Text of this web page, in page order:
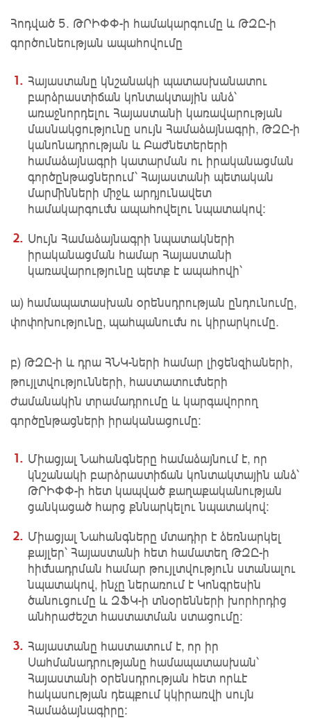
Հոդված 5. ԹՐԻՓՓ-ի համակարգումը և ԹԶԸ-ի
գործունեության ապահովումը
Հայաստանը կնշանակի պատասխանատու
բարձրաստիճան կոնտակտային անձ՝
առաջնորդելու Հայաստանի կառավարության
մասնակցությունը սույն Համաձայնագրի, ԹԶԸ-ի
կանոնադրության և Բաժնետերերի
համաձայնագրի կատարման ու իրականացման
գործընթացներում՝ Հայաստանի պետական
մարմինների միջև արդյունավետ
համակարգումն ապահովելու նպատակով։
Սույն Համաձայնագրի նպատակների
իրականացման համար Հայաստանի
կառավարությունը պետք է ապահովի՝
ա) համապատասխան օրենսդրության ընդունումը,
փոփոխությունը, պահպանումն ու կիրարկումը.
բ) ԹԶԸ-ի և դրա ՀՆԿ-ների համար լիցենզիաների,
թույլտվությունների, հաստատումների
ժամանակին տրամադրումը և կարգավորող
գործընթացների իրականացումը։
Միացյալ Նահանգները համաձայնում է, որ
կնշանակի բարձրաստիճան կոնտակտային անձ՝
ԹՐԻՓՓ-ի հետ կապված քաղաքականության
ցանկացած հարց քննարկելու նպատակով։
Միացյալ Նահանգները մտադիր է ձեռնարկել
քայլեր՝ Հայաստանի հետ համատեղ ԹԶԸ-ի
հիմնադրման համար թույլտվություն ստանալու
նպատակով, ինչը ներառում է Կոնգրեսին
ծանուցումը և ԶՖԿ-ի տնօրենների խորհրդից
անհրաժեշտ հաստատման ստացումը։
Հայաստանը հաստատում է, որ իր
Սահմանադրությանը համապատասխան՝
Հայաստանի օրենսդրության հետ որևէ
հակասության դեպքում կկիրառվի սույն
Համաձայնագիրը։